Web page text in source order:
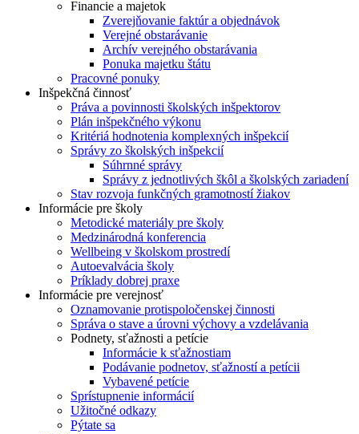
Financie a majetok
Zverejňovanie faktúr a objednávok
Verejné obstarávanie
Archív verejného obstarávania
Ponuka majetku štátu
Pracovné ponuky
Inšpekčná činnosť
Práva a povinnosti školských inšpektorov
Plán inšpekčného výkonu
Kritériá hodnotenia komplexných inšpekcií
Správy zo školských inšpekcií
Súhrnné správy
Správy z jednotlivých škôl a školských zariadení
Stav rozvoja funkčných gramotností žiakov
Informácie pre školy
Metodické materiály pre školy
Medzinárodná konferencia
Wellbeing v školskom prostredí
Autoevalvácia školy
Príklady dobrej praxe
Informácie pre verejnosť
Oznamovanie protispoločenskej činnosti
Správa o stave a úrovni výchovy a vzdelávania
Podnety, sťažnosti a petície
Informácie k sťažnostiam
Podávanie podnetov, sťažností a petícii
Vybavené petície
Sprístupnenie informácií
Užitočné odkazy
Pýtate sa